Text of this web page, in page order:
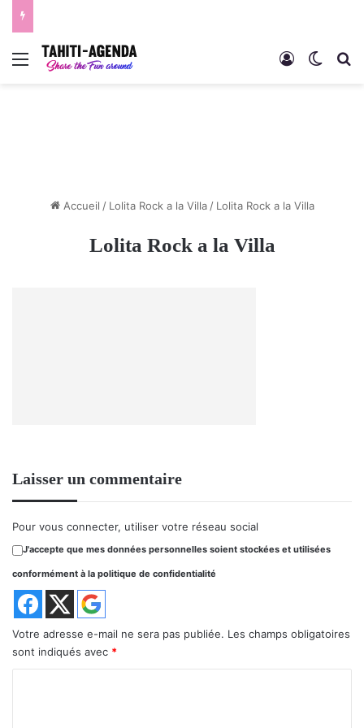
Menu Connexion
Accueil / Lolita Rock a la Villa / Lolita Rock a la Villa
Lolita Rock a la Villa
Laisser un commentaire
Pour vous connecter, utiliser votre réseau social
J'accepte que mes données personnelles soient stockées et utilisées
conformément à la politique de confidentialité
Votre adresse e-mail ne sera pas publiée. Les champs obligatoires
sont indiqués avec *